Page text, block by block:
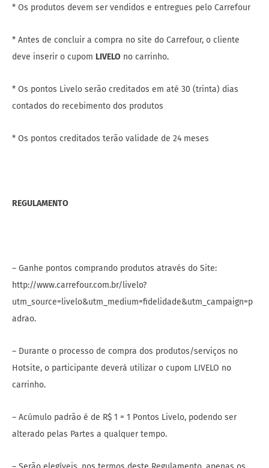
* Os produtos devem ser vendidos e entregues pelo Carrefour
* Antes de concluir a compra no site do Carrefour, o cliente
deve inserir o cupom LIVELO no carrinho.
* Os pontos Livelo serão creditados em até 30 (trinta) dias
contados do recebimento dos produtos
* Os pontos creditados terão validade de 24 meses
REGULAMENTO
– Ganhe pontos comprando produtos através do Site:
http://www.carrefour.com.br/livelo?
utm_source=livelo&utm_medium=fidelidade&utm_campaign=p
adrao.
– Durante o processo de compra dos produtos/serviços no
Hotsite, o participante deverá utilizar o cupom LIVELO no
carrinho.
– Acúmulo padrão é de R$ 1 = 1 Pontos Livelo, podendo ser
alterado pelas Partes a qualquer tempo.